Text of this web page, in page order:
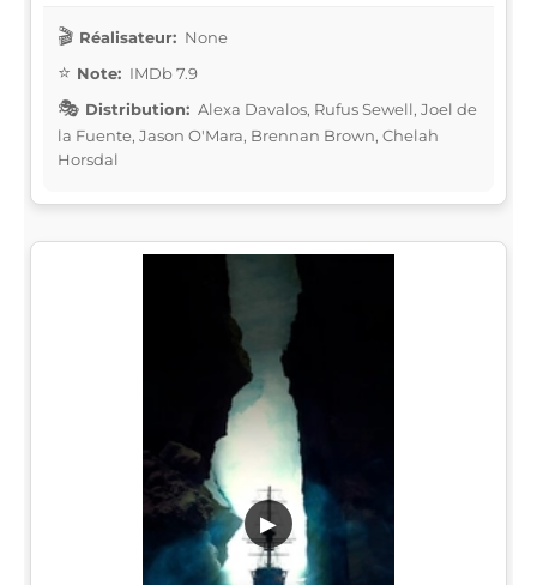
Réalisateur: None
Note: IMDb 7.9
Distribution: Alexa Davalos, Rufus Sewell, Joel de
la Fuente, Jason O'Mara, Brennan Brown, Chelah
Horsdal
▶